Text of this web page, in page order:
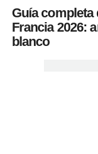
Guía completa
Francia 2026:
blanco